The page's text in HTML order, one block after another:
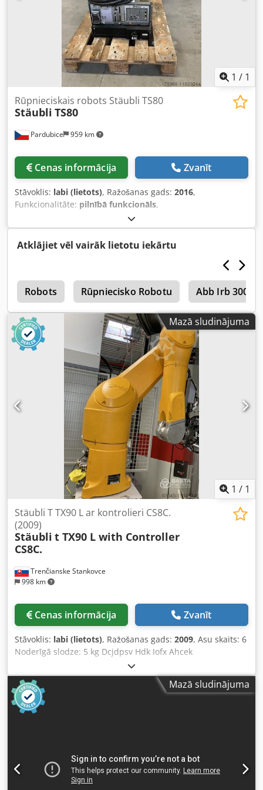
1 / 1
Pardubice 959 km
Rūpnieciskais robots Stäubli TS80
Stäubli TS80
Cenas informācija Zvanīt
Stāvoklis: labi (lietots), Ražošanas gads: 2016,
Funkcionalitāte: pilnībā funkcionāls,
iekārtas/transportlīdzekļa numurs:
sasniedzamība:800 mm, 4 asu SCARA robots Stäubli TS80
Šis Stäubli TS80 ar 200 mm gājienu tika izmantots
montāžas jomā. Iekārta tika apkopta katru gadu. Sistēma
ietver CS8C kontrolieri, BIO ar 16 DI/DO, vadības pulti un
savienojuma kabeļus. Darbības rādiuss 800 mm Gājiens
200 mm Slodze 2–8 kg Dcedpfx Ahenpbx Tecsk 4 asis
Atklājiet vēl vairāk lietotu iekārtu
Robots Rūpniecisko Robotu Abb Irb 3000
Mazā sludinājuma
1 / 1
Trenčianske Stankovce
998 km
Stäubli T TX90 L ar kontrolieri CS8C.
(2009)
Stäubli t TX90 L with Controller
CS8C.
Cenas informācija Zvanīt
Stāvoklis: labi (lietots), Ražošanas gads: 2009, Asu skaits: 6
Noderīgā slodze: 5 kg Dcjdpsv Hdk Iofx Ahcek
Mazā sludinājuma